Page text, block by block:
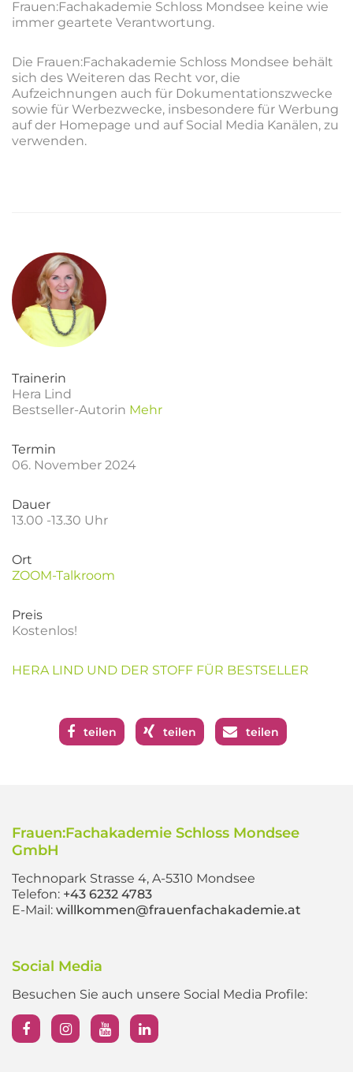
Frauen:Fachakademie Schloss Mondsee keine wie
immer geartete Verantwortung.
Die Frauen:Fachakademie Schloss Mondsee behält
sich des Weiteren das Recht vor, die
Aufzeichnungen auch für Dokumentationszwecke
sowie für Werbezwecke, insbesondere für Werbung
auf der Homepage und auf Social Media Kanälen, zu
verwenden.
Trainerin
Hera Lind
Bestseller-Autorin Mehr
Termin
06. November 2024
Dauer
13.00 -13.30 Uhr
Ort
ZOOM-Talkroom
Preis
Kostenlos!
HERA LIND UND DER STOFF FÜR BESTSELLER
teilen teilen teilen
Frauen:Fachakademie Schloss Mondsee
GmbH
Technopark Strasse 4, A-5310 Mondsee
Telefon: +43 6232 4783
E-Mail: willkommen@frauenfachakademie.at
Social Media
Besuchen Sie auch unsere Social Media Profile: